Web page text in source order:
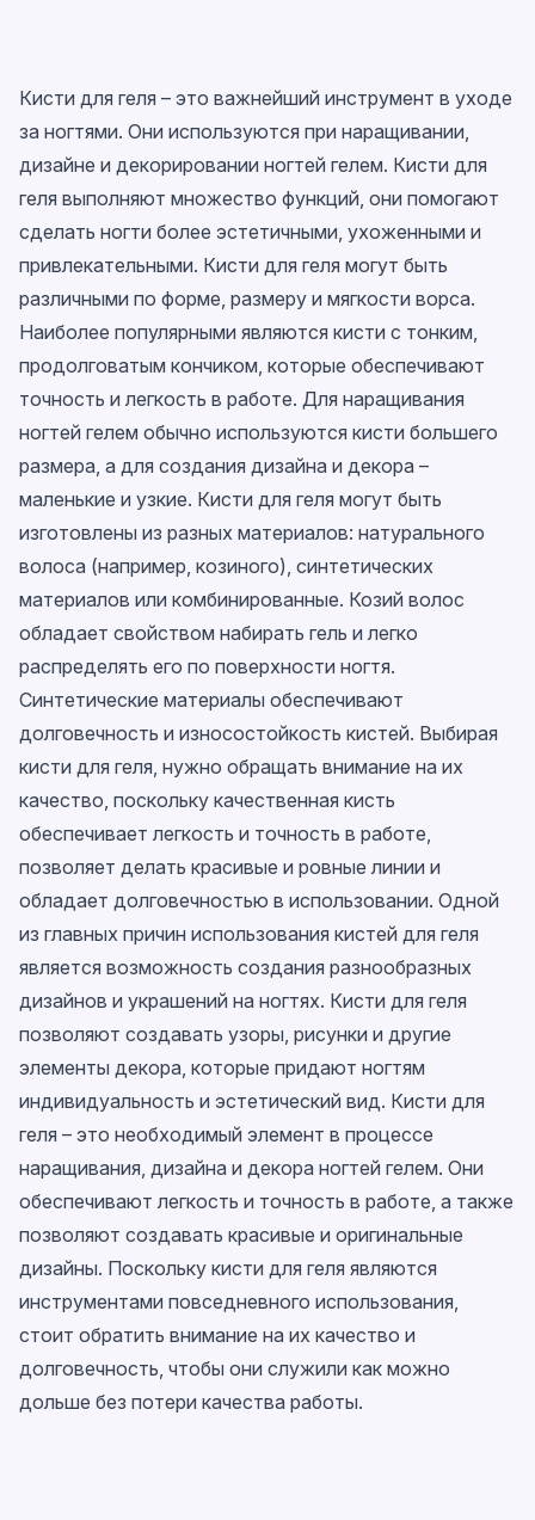
Кисти для геля – это важнейший инструмент в уходе
за ногтями. Они используются при наращивании,
дизайне и декорировании ногтей гелем. Кисти для
геля выполняют множество функций, они помогают
сделать ногти более эстетичными, ухоженными и
привлекательными. Кисти для геля могут быть
различными по форме, размеру и мягкости ворса.
Наиболее популярными являются кисти с тонким,
продолговатым кончиком, которые обеспечивают
точность и легкость в работе. Для наращивания
ногтей гелем обычно используются кисти большего
размера, а для создания дизайна и декора –
маленькие и узкие. Кисти для геля могут быть
изготовлены из разных материалов: натурального
волоса (например, козиного), синтетических
материалов или комбинированные. Козий волос
обладает свойством набирать гель и легко
распределять его по поверхности ногтя.
Синтетические материалы обеспечивают
долговечность и износостойкость кистей. Выбирая
кисти для геля, нужно обращать внимание на их
качество, поскольку качественная кисть
обеспечивает легкость и точность в работе,
позволяет делать красивые и ровные линии и
обладает долговечностью в использовании. Одной
из главных причин использования кистей для геля
является возможность создания разнообразных
дизайнов и украшений на ногтях. Кисти для геля
позволяют создавать узоры, рисунки и другие
элементы декора, которые придают ногтям
индивидуальность и эстетический вид. Кисти для
геля – это необходимый элемент в процессе
наращивания, дизайна и декора ногтей гелем. Они
обеспечивают легкость и точность в работе, а также
позволяют создавать красивые и оригинальные
дизайны. Поскольку кисти для геля являются
инструментами повседневного использования,
стоит обратить внимание на их качество и
долговечность, чтобы они служили как можно
дольше без потери качества работы.